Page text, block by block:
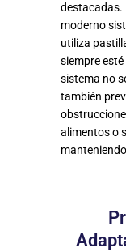
destacadas.
moderno
utiliza
siempre
sistema no
también
alimentos o